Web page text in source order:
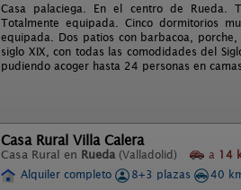
Casa palaciega. En el centro de Rueda.
Totalmente equipada. Cinco dormitorios
equipada. Dos patios con barbacoa,
siglo XIX, con todas las comodidades del
pudiendo acoger hasta 24 personas en
Casa Rural Villa Calera
Casa Rural en Rueda (Valladolid) a 14
Alquiler completo
8+3 plazas
40